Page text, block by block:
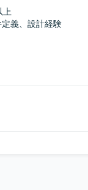
上
義、設計経験